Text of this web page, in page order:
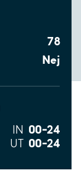
78
Nej
IN 00–24
UT 00–24